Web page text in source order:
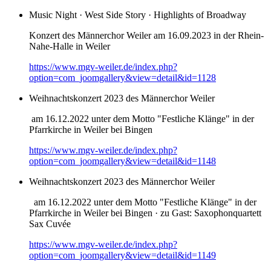
Music Night · West Side Story · Highlights of Broadway
Konzert des Männerchor Weiler am 16.09.2023 in der Rhein-
Nahe-Halle in Weiler
https://www.mgv-weiler.de/index.php?
option=com_joomgallery&view=detail&id=1128
Weihnachtskonzert 2023 des Männerchor Weiler
am 16.12.2022 unter dem Motto "Festliche Klänge" in der
Pfarrkirche in Weiler bei Bingen
https://www.mgv-weiler.de/index.php?
option=com_joomgallery&view=detail&id=1148
Weihnachtskonzert 2023 des Männerchor Weiler
am 16.12.2022 unter dem Motto "Festliche Klänge" in der
Pfarrkirche in Weiler bei Bingen · zu Gast: Saxophonquartett
Sax Cuvée
https://www.mgv-weiler.de/index.php?
option=com_joomgallery&view=detail&id=1149